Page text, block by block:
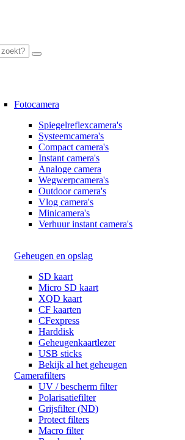
Fotocamera
Spiegelreflexcamera's
Systeemcamera's
Compact camera's
Instant camera's
Analoge camera
Wegwerpcamera's
Outdoor camera's
Vlog camera's
Minicamera's
Verhuur instant camera's
Geheugen en opslag
SD kaart
Micro SD kaart
XQD kaart
CF kaarten
CFexpress
Harddisk
Geheugenkaartlezer
USB sticks
Bekijk al het geheugen
Camerafilters
UV / bescherm filter
Polarisatiefilter
Grijsfilter (ND)
Protect filters
Macro filter